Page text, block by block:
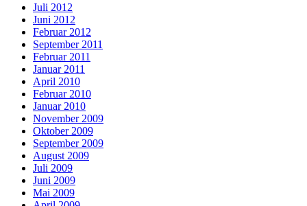
Juli 2012
Juni 2012
Februar 2012
September 2011
Februar 2011
Januar 2011
April 2010
Februar 2010
Januar 2010
November 2009
Oktober 2009
September 2009
August 2009
Juli 2009
Juni 2009
Mai 2009